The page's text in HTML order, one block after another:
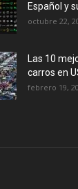
Español y
octubre 22,
Las 10
carros en
febrero 19,